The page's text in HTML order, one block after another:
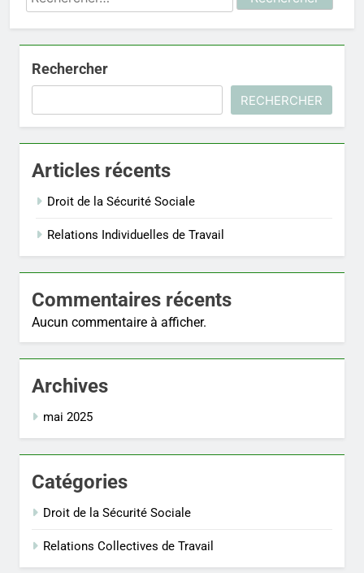
Rechercher
RECHERCHER
Articles récents
Droit de la Sécurité Sociale
Relations Individuelles de Travail
Commentaires récents
Aucun commentaire à afficher.
Archives
mai 2025
Catégories
Droit de la Sécurité Sociale
Relations Collectives de Travail